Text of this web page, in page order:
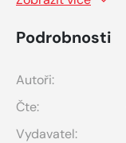
Podrobnosti
Autoři:
Čte:
Vydavatel: